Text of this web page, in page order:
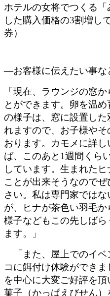
ホテルの女将でつくる
した購入価格の3割増し
券）
―お客様に伝えたい事な
「現在、ラウンジの窓
とができます。卵を温
の様子は、窓に設置し
れますので、お子様や
おります。カモメに詳
ば、このあと1週間くら
しています。生まれた
ことが出来そうなので
さい。私は専門家では
が、ヒナが茶色い羽毛か
様子などもこの先しば
ます。」
「また、屋上でのイベ
コに餌付け体験ができ
を中心に大変ご好評を
菓子（かっぱえびせん